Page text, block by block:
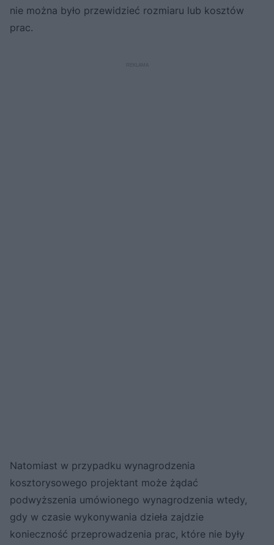
nie można było przewidzieć rozmiaru lub kosztów
prac.
Natomiast w przypadku wynagrodzenia
kosztorysowego projektant może żądać
podwyższenia umówionego wynagrodzenia wtedy,
gdy w czasie wykonywania dzieła zajdzie
konieczność przeprowadzenia prac, które nie były